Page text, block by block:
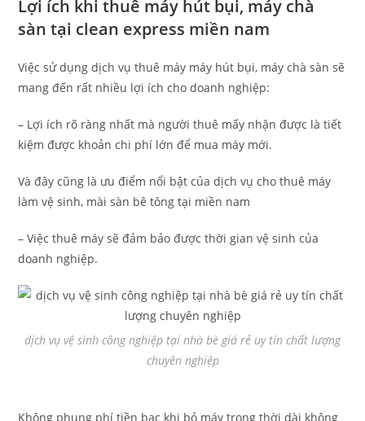
Lợi ích khi thuê máy hút bụi, máy chà
sàn tại clean express miền nam
Việc sử dụng dịch vụ thuê máy máy hút bụi, máy chà sàn sẽ
mang đến rất nhiều lợi ích cho doanh nghiệp:
– Lợi ích rõ ràng nhất mà người thuê mấy nhận được là tiết
kiệm được khoản chi phí lớn để mua máy mới.
Và đây cũng là ưu điểm nổi bật của dịch vụ cho thuê máy
làm vệ sinh, mài sàn bê tông tại miền nam
– Việc thuê máy sẽ đảm bảo được thời gian vệ sinh của
doanh nghiệp.
dịch vụ vệ sinh công nghiệp tại nhà bè giá rẻ uy tín chất lượng
chuyên nghiệp
Không phung phí tiền bạc khi bỏ máy trong thời dài không